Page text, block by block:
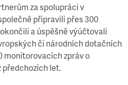
za spolupráci v
připravili přes 300
a úspěšně výúčtovali
či národních dotačních
monitorovacích zpráv o
let.